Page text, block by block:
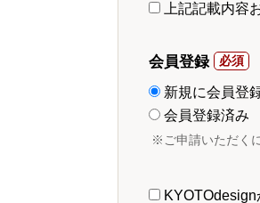
上記記載内容
会員登録
新規に会員登
会員登録済み
※ご申請いただく